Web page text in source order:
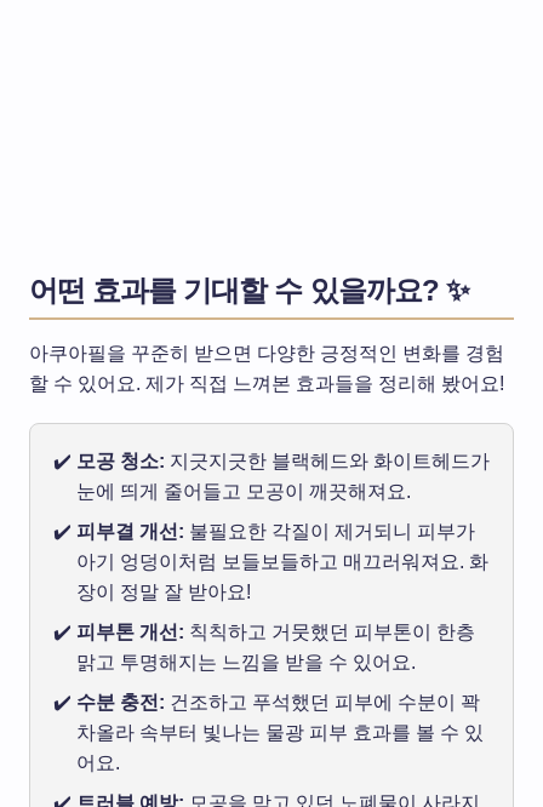
어떤 효과를 기대할 수 있을까요? ✨
아쿠아필을 꾸준히 받으면 다양한 긍정적인 변화를 경험
할 수 있어요. 제가 직접 느껴본 효과들을 정리해 봤어요!
모공 청소: 지긋지긋한 블랙헤드와 화이트헤드가
눈에 띄게 줄어들고 모공이 깨끗해져요.
피부결 개선: 불필요한 각질이 제거되니 피부가
아기 엉덩이처럼 보들보들하고 매끄러워져요. 화
장이 정말 잘 받아요!
피부톤 개선: 칙칙하고 거뭇했던 피부톤이 한층
맑고 투명해지는 느낌을 받을 수 있어요.
수분 충전: 건조하고 푸석했던 피부에 수분이 꽉
차올라 속부터 빛나는 물광 피부 효과를 볼 수 있
어요.
트러블 예방: 모공을 막고 있던 노폐물이 사라지